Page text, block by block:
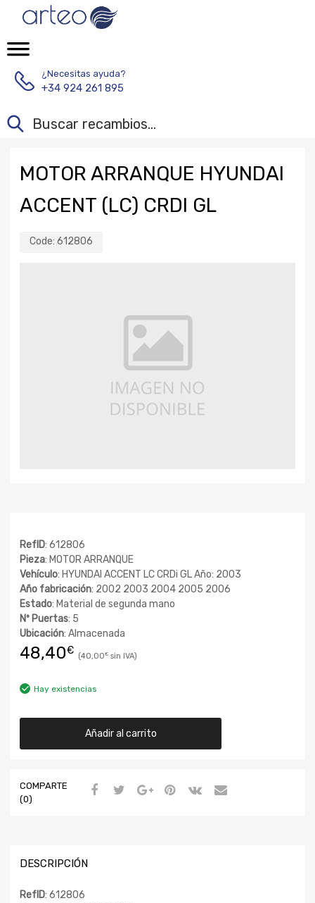
¿Necesitas ayuda?
+34 924 261 895
MOTOR ARRANQUE HYUNDAI
ACCENT (LC) CRDI GL
Code: 612806
RefID: 612806
Pieza: MOTOR ARRANQUE
Vehículo: HYUNDAI ACCENT LC CRDi GL Año: 2003
Año fabricación: 2002 2003 2004 2005 2006
Estado: Material de segunda mano
Nº Puertas: 5
Ubicación: Almacenada
48,40€ 40,00€
Hay existencias
Añadir al carrito
COMPARTE
(0)
DESCRIPCIÓN
RefID: 612806